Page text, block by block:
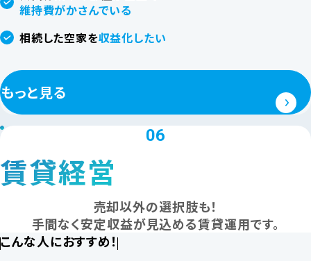
維持費がかさんでいる
相続した空家を収益化したい
もっと見る
06
賃貸経営
売却以外の選択肢も！
手間なく安定収益が見込める賃貸運用です。
こんな人におすすめ！